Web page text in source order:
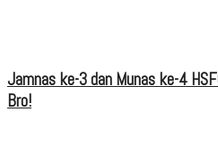
Jamnas ke-3 dan Munas ke-4
Bro!